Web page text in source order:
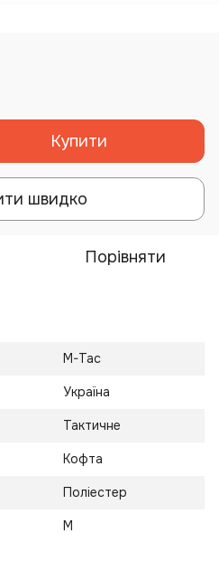
Купити
швидко
Порівняти
M-Tac
Україна
Тактичне
Кофта
Поліестер
M